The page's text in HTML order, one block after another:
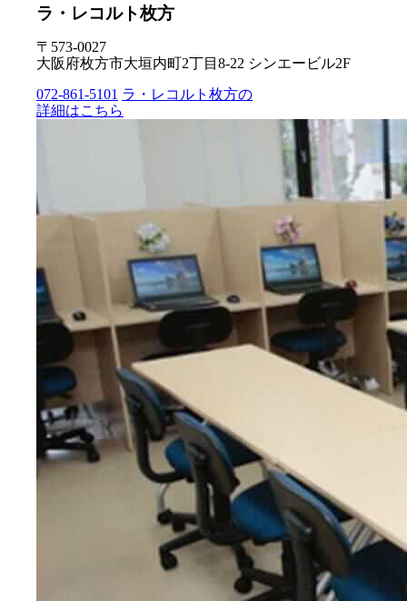
ラ・レコルト枚方
〒573-0027
大阪府枚方市大垣内町2丁目8-22 シンエービル2F
072-861-5101 ラ・レコルト枚方の
詳細はこちら